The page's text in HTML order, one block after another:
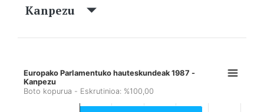
Kanpezu
Europako Parlamentuko hauteskundeak 1987 -
Kanpezu
Boto kopurua - Eskrutinioa: %100,00